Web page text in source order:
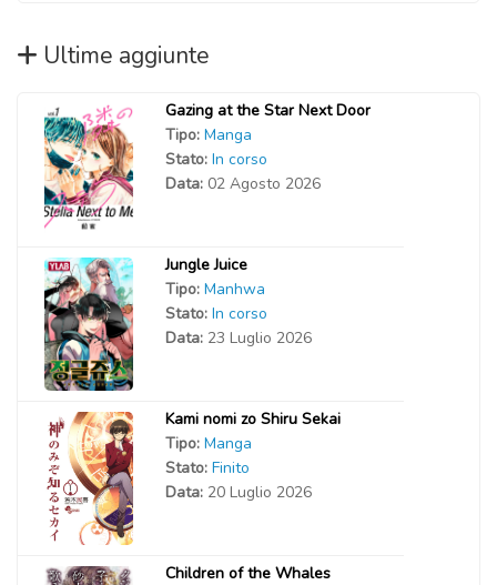
Ultime aggiunte
Gazing at the Star Next Door
Tipo: Manga
Stato: In corso
Data: 02 Agosto 2026
Jungle Juice
Tipo: Manhwa
Stato: In corso
Data: 23 Luglio 2026
Kami nomi zo Shiru Sekai
Tipo: Manga
Stato: Finito
Data: 20 Luglio 2026
Children of the Whales